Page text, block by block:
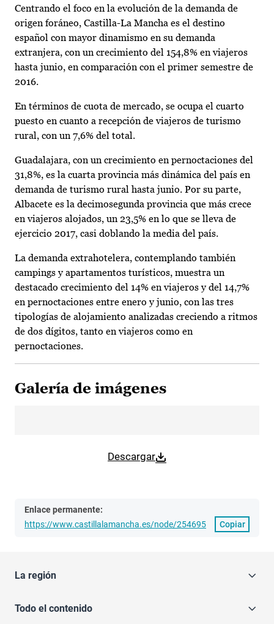
Centrando el foco en la evolución de la demanda de
origen foráneo, Castilla-La Mancha es el destino
español con mayor dinamismo en su demanda
extranjera, con un crecimiento del 154,8% en viajeros
hasta junio, en comparación con el primer semestre de
2016.
En términos de cuota de mercado, se ocupa el cuarto
puesto en cuanto a recepción de viajeros de turismo
rural, con un 7,6% del total.
Guadalajara, con un crecimiento en pernoctaciones del
31,8%, es la cuarta provincia más dinámica del país en
demanda de turismo rural hasta junio. Por su parte,
Albacete es la decimosegunda provincia que más crece
en viajeros alojados, un 23,5% en lo que se lleva de
ejercicio 2017, casi doblando la media del país.
La demanda extrahotelera, contemplando también
campings y apartamentos turísticos, muestra un
destacado crecimiento del 14% en viajeros y del 14,7%
en pernoctaciones entre enero y junio, con las tres
tipologías de alojamiento analizadas creciendo a ritmos
de dos dígitos, tanto en viajeros como en
pernoctaciones.
Galería de imágenes
Descargar
Enlace permanente:
https://www.castillalamancha.es/node/254695
Copiar
La región
Todo el contenido